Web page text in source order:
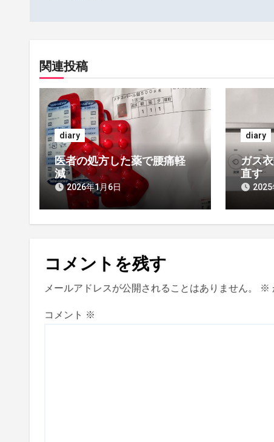
ゲ
ー
シ
ョ
ン
関連投稿
diary
医者の処方した薬で腰痛軽
減
2026年1月6日
diary
ガス
直す
2025
コメントを残す
メールアドレスが公開されることはありません。 ※
コメント ※